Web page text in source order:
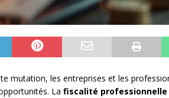
mutation, les entreprises et les
La fiscalité professionnelle